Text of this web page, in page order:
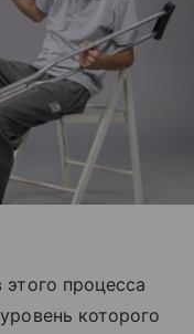
процесса
которого